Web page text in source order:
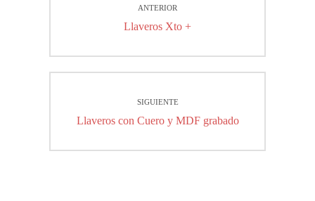
ANTERIOR
Entrada
Llaveros Xto +
SIGUIENTE
Entrada
Llaveros con Cuero y MDF grabado